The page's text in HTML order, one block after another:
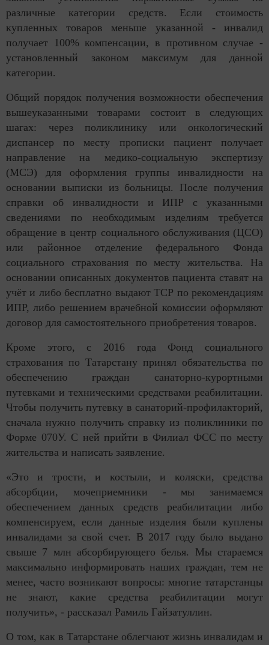
различные категории средств. Если стоимость
купленных товаров меньше указанной - инвалид
получает 100% компенсации, в противном случае -
установленный законом максимум для данной
категории.
Общий порядок получения возможности обеспечения
вышеуказанными товарами состоит в следующих
шагах: через поликлинику или онкологический
диспансер по месту прописки пациент получает
направление на медико-социальную экспертизу
(МСЭ) для оформления группы инвалидности на
основании выписки из больницы. После получения
справки об инвалидности и ИПР с указанными
сведениями по необходимым изделиям требуется
обращение в центр социального обслуживания (ЦСО)
или районное отделение федерального Фонда
социального страхования по месту жительства. На
основании описанных документов пациента ставят на
учёт и либо бесплатно выдают ТСР по рекомендациям
ИПР, либо решением врачебной комиссии оформляют
договор для самостоятельного приобретения товаров.
Кроме этого, с 2016 года Фонд социального
страхования по Татарстану принял обязательства по
обеспечению граждан санаторно-курортными
путевками и техническими средствами реабилитации.
Чтобы получить путевку в санаторий-профилакторий,
сначала нужно получить справку из поликлиники по
Форме 070У. С ней прийти в Филиал ФСС по месту
жительства и написать заявление.
«Это и трости, и костыли, и коляски, средства
абсорбции, мочеприемники - мы занимаемся
обеспечением данных средств реабилитации либо
компенсируем, если данные изделия были куплены
инвалидами за свой счет. В 2017 году было выдано
свыше 7 млн абсорбирующего белья. Мы стараемся
максимально информировать наших граждан, тем не
менее, часто возникают вопросы: многие татарстанцы
не знают, какие средства реабилитации могут
получить», - рассказал Рамиль Гайзатуллин.
О том, как в Татарстане облегчают жизнь инвалидам и